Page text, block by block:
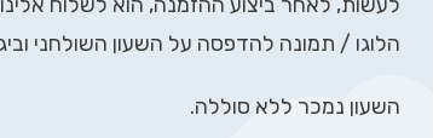
הלוגו / תמונה להדפסה על השעון השולחני
השעון נמכר ללא סוללה.